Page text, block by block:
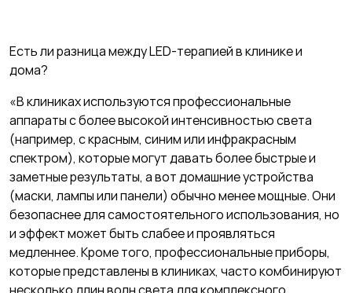
Есть ли разница между LED-терапией в клинике и
дома?
«В клиниках используются профессиональные
аппараты с более высокой интенсивностью света
(например, с красным, синим или инфракрасным
спектром), которые могут давать более быстрые и
заметные результаты, а вот домашние устройства
(маски, лампы или панели) обычно менее мощные. Они
безопаснее для самостоятельного использования, но
и эффект может быть слабее и проявляться
медленнее. Кроме того, профессиональные приборы,
которые представлены в клиниках, часто комбинируют